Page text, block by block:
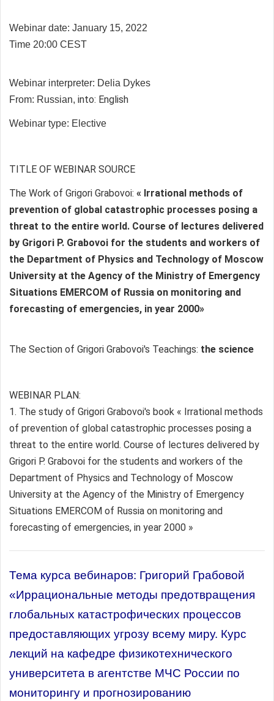
Webinar date: January 15, 2022
Time 20:00 CEST
Webinar interpreter: Delia Dykes
From: Russian, into: English
Webinar type: Elective
TITLE OF WEBINAR SOURCE
The Work of Grigori Grabovoi: « Irrational methods of
prevention of global catastrophic processes posing a
threat to the entire world. Course of lectures delivered
by Grigori P. Grabovoi for the students and workers of
the Department of Physics and Technology of Moscow
University at the Agency of the Ministry of Emergency
Situations EMERCOM of Russia on monitoring and
forecasting of emergencies, in year 2000»
The Section of Grigori Grabovoi's Teachings: the science
WEBINAR PLAN:
1. The study of Grigori Grabovoi's book « Irrational methods
of prevention of global catastrophic processes posing a
threat to the entire world. Course of lectures delivered by
Grigori P. Grabovoi for the students and workers of the
Department of Physics and Technology of Moscow
University at the Agency of the Ministry of Emergency
Situations EMERCOM of Russia on monitoring and
forecasting of emergencies, in year 2000 »
Тема курса вебинаров: Григорий Грабовой
«Иррациональные методы предотвращения
глобальных катастрофических процессов
предоставляющих угрозу всему миру. Курс
лекций на кафедре физикотехнического
университета в агентстве МЧС России по
мониторингу и прогнозированию